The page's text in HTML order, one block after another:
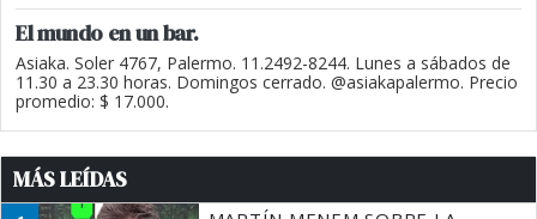
El mundo en un bar.
Asiaka. Soler 4767, Palermo. 11.2492-8244. Lunes a sábados de
11.30 a 23.30 horas. Domingos cerrado. @asiakapalermo. Precio
promedio: $ 17.000.
MÁS LEÍDAS